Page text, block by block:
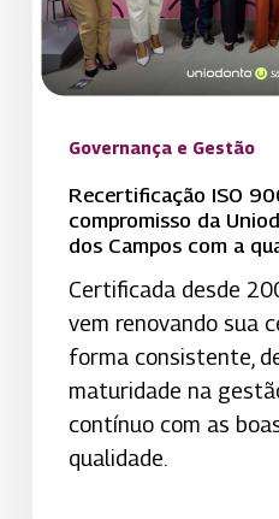
Uniodonto
de
São
Campos
com
qualidade
Governança e Gestão
Recertificação ISO
compromisso da
dos Campos com a
Certificada desde
vem renovando sua
forma consistente,
maturidade na
contínuo com as
qualidade.